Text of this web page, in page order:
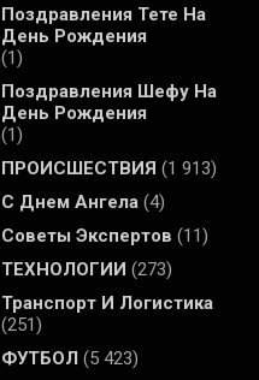
Поздравления Тете На
День Рождения
(1)
Поздравления Шефу На
День Рождения
(1)
ПРОИСШЕСТВИЯ (1 913)
С Днем Ангела (4)
Советы Экспертов (11)
ТЕХНОЛОГИИ (273)
Транспорт И Логистика
(251)
ФУТБОЛ (5 423)